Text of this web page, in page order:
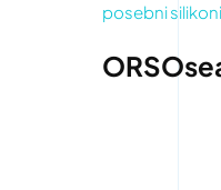
posebni silikoni